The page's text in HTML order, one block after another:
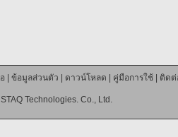
ข้อมูลส่วนตัว ดาวน์โหลด คู่มือการใช้| ติดต่
STAQ Technologies. Co., Ltd.